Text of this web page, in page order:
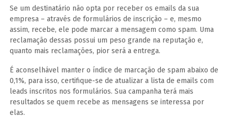
Se um destinatário não opta por receber os emails da sua
empresa – através de formulários de inscrição – e, mesmo
assim, recebe, ele pode marcar a mensagem como spam. Uma
reclamação dessas possui um peso grande na reputação e,
quanto mais reclamações, pior será a entrega.
É aconselhável manter o índice de marcação de spam abaixo de
0,1%, para isso, certifique-se de atualizar a lista de emails com
leads inscritos nos formulários. Sua campanha terá mais
resultados se quem recebe as mensagens se interessa por
elas.